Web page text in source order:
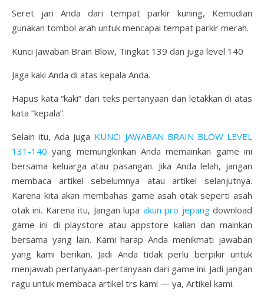
Seret jari Anda dari tempat parkir kuning, Kemudian
gunakan tombol arah untuk mencapai tempat parkir merah.
Kunci Jawaban Brain Blow, Tingkat 139 dan juga level 140
Jaga kaki Anda di atas kepala Anda.
Hapus kata “kaki” dari teks pertanyaan dan letakkan di atas
kata “kepala”.
Selain itu, Ada juga KUNCI JAWABAN BRAIN BLOW LEVEL
131-140 yang memungkinkan Anda memainkan game ini
bersama keluarga atau pasangan. Jika Anda lelah, jangan
membaca artikel sebelumnya atau artikel selanjutnya.
Karena kita akan membahas game asah otak seperti asah
otak ini. Karena itu, Jangan lupa akun pro jepangdownload
game ini di playstore atau appstore kalian dan mainkan
bersama yang lain. Kami harap Anda menikmati jawaban
yang kami berikan, Jadi Anda tidak perlu berpikir untuk
menjawab pertanyaan-pertanyaan dari game ini. Jadi jangan
ragu untuk membaca artikel trs kami — ya, Artikel kami.